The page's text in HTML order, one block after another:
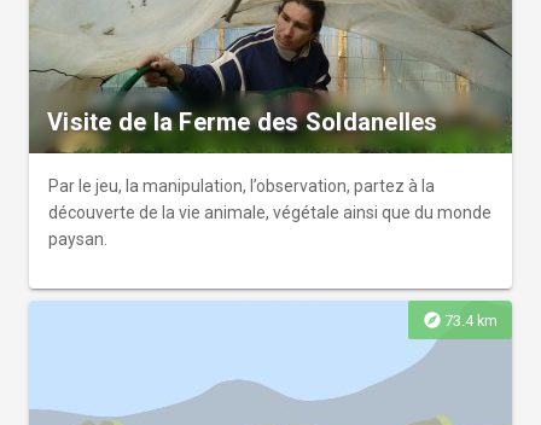
Visite de la Ferme des Soldanelles
Par le jeu, la manipulation, l’observation, partez à la
découverte de la vie animale, végétale ainsi que du monde
paysan.
explore 73.4 km